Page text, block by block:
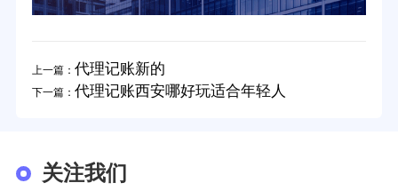
上一篇： 代理记账新的
下一篇： 代理记账西安哪好玩适合年轻人
关注我们